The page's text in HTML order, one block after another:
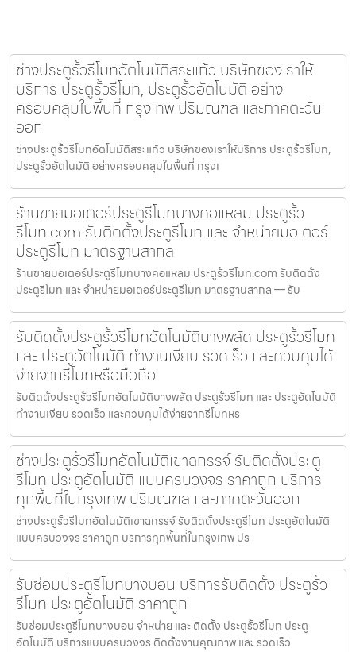
ช่างประตูรั้วรีโมทอัตโนมัติสระแก้ว บริษัทของเราให้
บริการ ประตูรั้วรีโมท, ประตูรั้วอัตโนมัติ อย่าง
ครอบคลุมในพื้นที่ กรุงเทพ ปริมณฑล และภาคตะวัน
ออก
ช่างประตูรั้วรีโมทอัตโนมัติสระแก้ว บริษัทของเราให้บริการ ประตูรั้วรีโมท,
ประตูรั้วอัตโนมัติ อย่างครอบคลุมในพื้นที่ กรุงเ
ร้านขายมอเตอร์ประตูรีโมทบางคอแหลม ประตูรั้ว
รีโมท.com รับติดตั้งประตูรีโมท และ จำหน่ายมอเตอร์
ประตูรีโมท มาตรฐานสากล
ร้านขายมอเตอร์ประตูรีโมทบางคอแหลม ประตูรั้วรีโมท.com รับติดตั้ง
ประตูรีโมท และ จำหน่ายมอเตอร์ประตูรีโมท มาตรฐานสากล — รับ
รับติดตั้งประตูรั้วรีโมทอัตโนมัติบางพลัด ประตูรั้วรีโมท
และ ประตูอัตโนมัติ ทำงานเงียบ รวดเร็ว และควบคุมได้
ง่ายจากรีโมทหรือมือถือ
รับติดตั้งประตูรั้วรีโมทอัตโนมัติบางพลัด ประตูรั้วรีโมท และ ประตูอัตโนมัติ
ทำงานเงียบ รวดเร็ว และควบคุมได้ง่ายจากรีโมทหร
ช่างประตูรั้วรีโมทอัตโนมัติเขาฉกรรจ์ รับติดตั้งประตู
รีโมท ประตูอัตโนมัติ แบบครบวงจร ราคาถูก บริการ
ทุกพื้นที่ในกรุงเทพ ปริมณฑล และภาคตะวันออก
ช่างประตูรั้วรีโมทอัตโนมัติเขาฉกรรจ์ รับติดตั้งประตูรีโมท ประตูอัตโนมัติ
แบบครบวงจร ราคาถูก บริการทุกพื้นที่ในกรุงเทพ ปร
รับซ่อมประตูรีโมทบางบอน บริการรับติดตั้ง ประตูรั้ว
รีโมท ประตูอัตโนมัติ ราคาถูก
รับซ่อมประตูรีโมทบางบอน จำหน่าย และ ติดตั้ง ประตูรั้วรีโมท ประตู
อัตโนมัติ บริการแบบครบวงจร ติดตั้งงานคุณภาพ และ รวดเร็ว